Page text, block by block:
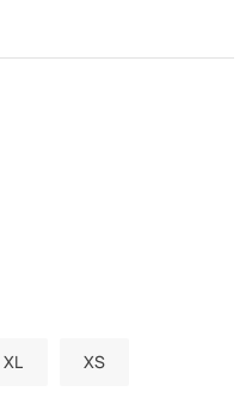
XL XS